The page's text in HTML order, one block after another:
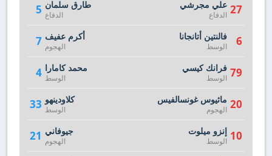
5 طارق سلمان
الدفاع
7 أكرم عفيف
الهجوم
4 محمد كامارا
الوسط
33 كلاودينهو
الوسط
21 جيوفاني
الهجوم
27 علي مجرشي
الدفاع
6 فالنتين أتانجانا
الوسط
79 فرانك كيسي
الوسط
20 ماثيوس غونسالفيس
الهجوم
10 إنزو ميلوت
الوسط